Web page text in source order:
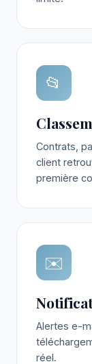
📂
Contrats,
client
première
✉️
Alertes e-
réel.